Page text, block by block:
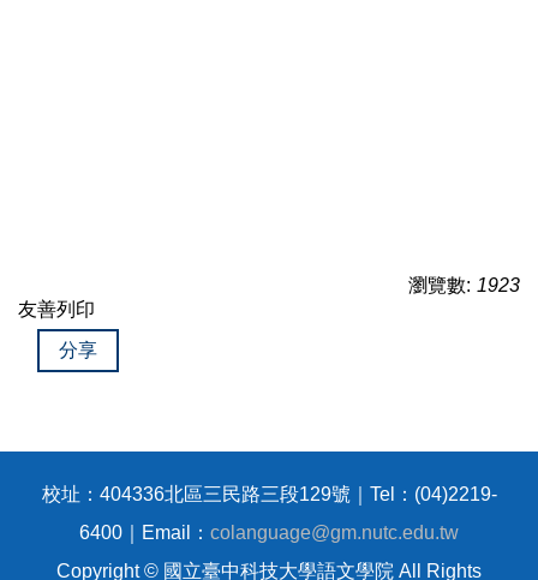
瀏覽數: 1923
友善列印
分享
校址：404336北區三民路三段129號｜Tel：(04)2219-
6400｜Email： colanguage@gm.nutc.edu.tw
Copyright © 國立臺中科技大學語文學院 All Rights